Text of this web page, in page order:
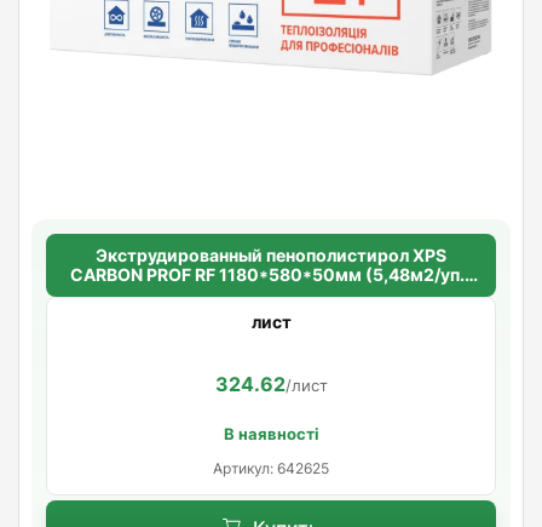
Экструдированный пенополистирол XPS
CARBON PROF RF 1180*580*50мм (5,48м2/уп.)
(8шт/уп.)
лист
324.62/лист
В наявності
Артикул: 642625